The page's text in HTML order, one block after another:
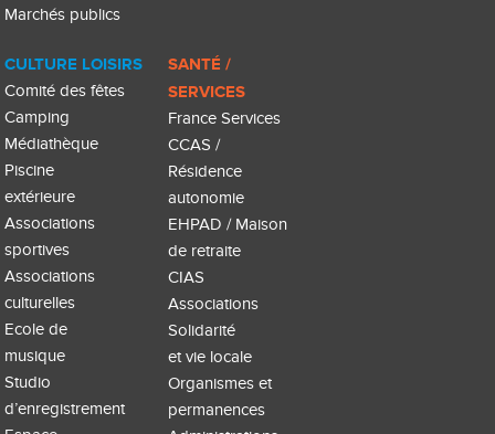
Marchés publics
CULTURE LOISIRS
Comité des fêtes
Camping
Médiathèque
Piscine
extérieure
Associations
sportives
Associations
culturelles
Ecole de
musique
Studio
d’enregistrement
SANTÉ /
SERVICES
France Services
CCAS /
Résidence
autonomie
EHPAD / Maison
de retraite
CIAS
Associations
Solidarité
et vie locale
Organismes et
permanences